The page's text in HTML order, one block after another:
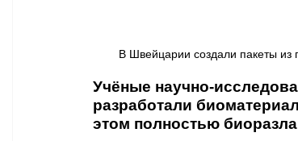
В Швейцарии создали пакеты из
Учёные научно-
разработали
этом полностью